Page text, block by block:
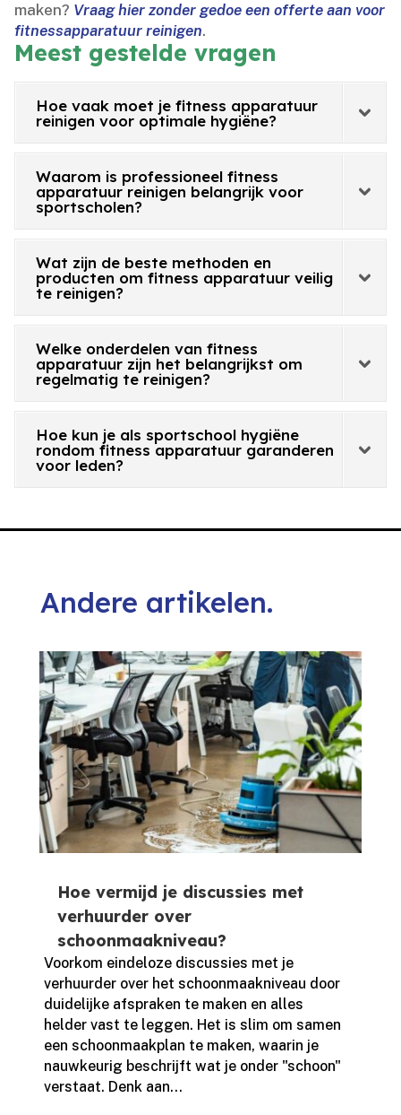
maken? Vraag hier zonder gedoe een offerte aan voor
fitnessapparatuur reinigen.​
Meest gestelde vragen
Hoe vaak moet je fitness apparatuur
reinigen voor optimale hygiëne?
Waarom is professioneel fitness
apparatuur reinigen belangrijk voor
sportscholen?
Wat zijn de beste methoden en
producten om fitness apparatuur veilig
te reinigen?
Welke onderdelen van fitness
apparatuur zijn het belangrijkst om
regelmatig te reinigen?
Hoe kun je als sportschool hygiëne
rondom fitness apparatuur garanderen
voor leden?
Andere artikelen.
Hoe vermijd je discussies met
verhuurder over
schoonmaakniveau?
Voorkom eindeloze discussies met je
verhuurder over het schoonmaakniveau door
duidelijke afspraken te maken en alles
helder vast te leggen.​ Het is slim om samen
een schoonmaakplan te maken, waarin je
nauwkeurig beschrijft wat je onder "schoon"
verstaat.​ Denk aan...